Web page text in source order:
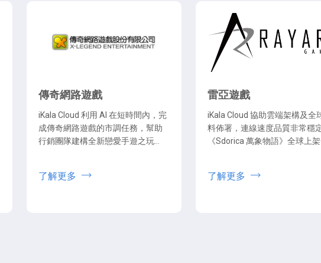
傳奇網路遊戲
iKala Cloud 利用 AI 在短時間內，完
成傳奇網路遊戲的市調任務，幫助
行銷團隊建構全新戀愛手遊之玩家
了解更多
雷亞遊戲
iKala Cloud 協助雲端架構及全
料佈署，連線速度品質非常穩
《Sdorica 萬象物語》全球上架
4.9 顆星。
了解更多